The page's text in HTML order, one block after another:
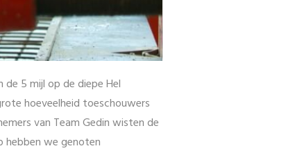
5 mijl op de diepe Hel
hoeveelheid toeschouwers
van Team Gedin wisten de
hebben we genoten